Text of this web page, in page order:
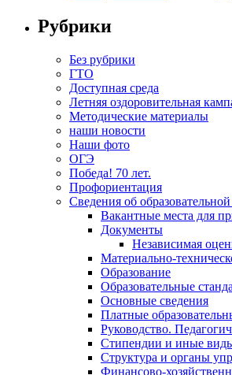
Рубрики
Без рубрики
ГТО
Доступная среда
Летняя оздоровительная
Методические материалы
наши новости
Наши фото
ОГЭ
Победа! 70 лет.
Профориентация
Сведения об
Вакантные места для
Документы
Независимая
Материально-
Образование
Образовательные
Основные сведения
Платные
Руководство.
Стипендии и иные
Структура и органы
Финансово-